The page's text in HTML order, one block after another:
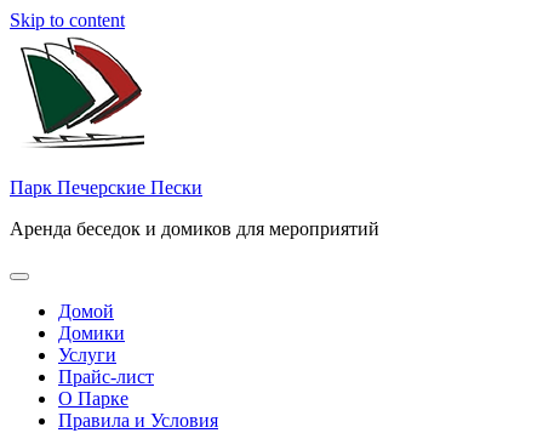
Skip to content
Парк Печерские Пески
Аренда беседок и домиков для мероприятий
Домой
Домики
Услуги
Прайс-лист
О Парке
Правила и Условия